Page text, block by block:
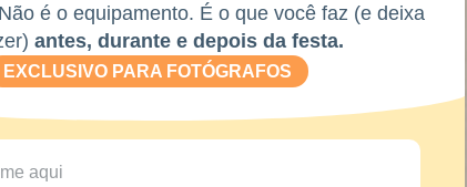
é o equipamento. É o que você faz (e deixa
antes, durante e depois da festa.
EXCLUSIVO PARA FOTÓGRAFOS